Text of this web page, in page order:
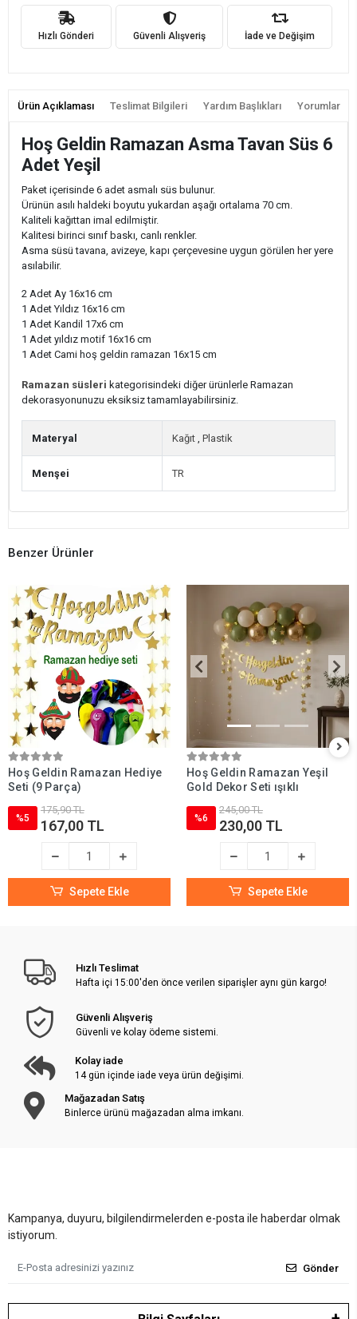
Hızlı Gönderi Güvenli Alışveriş İade ve Değişim
Ürün Açıklaması Teslimat Bilgileri Yardım Başlıkları Yorumlar
Hoş Geldin Ramazan Asma Tavan Süs 6
Adet Yeşil
Paket içerisinde 6 adet asmalı süs bulunur.
Ürünün asılı haldeki boyutu yukardan aşağı ortalama 70 cm.
Kaliteli kağıttan imal edilmiştir.
Kalitesi birinci sınıf baskı, canlı renkler.
Asma süsü tavana, avizeye, kapı çerçevesine uygun görülen her yere
asılabilir.
2 Adet Ay 16x16 cm
1 Adet Yıldız 16x16 cm
1 Adet Kandil 17x6 cm
1 Adet yıldız motif 16x16 cm
1 Adet Cami hoş geldin ramazan 16x15 cm
Ramazan süsleri kategorisindeki diğer ürünlerle Ramazan
dekorasyonunuzu eksiksiz tamamlayabilirsiniz.
Materyal Kağıt , Plastik
Menşei TR
Benzer Ürünler
Hoş Geldin Ramazan Hediye
Seti (9 Parça)
%5
175,90 TL
167,00 TL
Sepete Ekle
Hoş Geldin Ramazan Yeşil
Gold Dekor Seti ışıklı
%6
245,00 TL
230,00 TL
Sepete Ekle
Hızlı Teslimat
Hafta içi 15:00'den önce verilen siparişler aynı gün kargo!
Güvenli Alışveriş
Güvenli ve kolay ödeme sistemi.
Kolay iade
14 gün içinde iade veya ürün değişimi.
Mağazadan Satış
Binlerce ürünü mağazadan alma imkanı.
Kampanya, duyuru, bilgilendirmelerden e-posta ile haberdar olmak
istiyorum.
Gönder